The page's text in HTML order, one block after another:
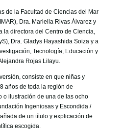
de la Facultad de Ciencias del Mar
Dra. Mariella Rivas Álvarez y
la directora del Centro de Ciencia,
Dra. Gladys Hayashida Soiza y a
Tecnología, Educación y
Rojas Lilayu.
consiste en que niñas y
años de toda la región de
o ilustración de una de las ocho
Ingeniosas y Escondida /
de un título y explicación de
escogida.